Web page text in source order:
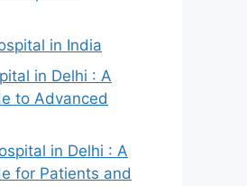
in India
in Delhi : A
to Advanced
in Delhi : A
for Patients and